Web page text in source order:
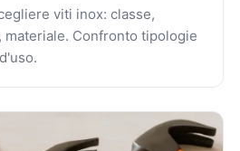
viti inox: classe,
materiale. Confronto tipologie